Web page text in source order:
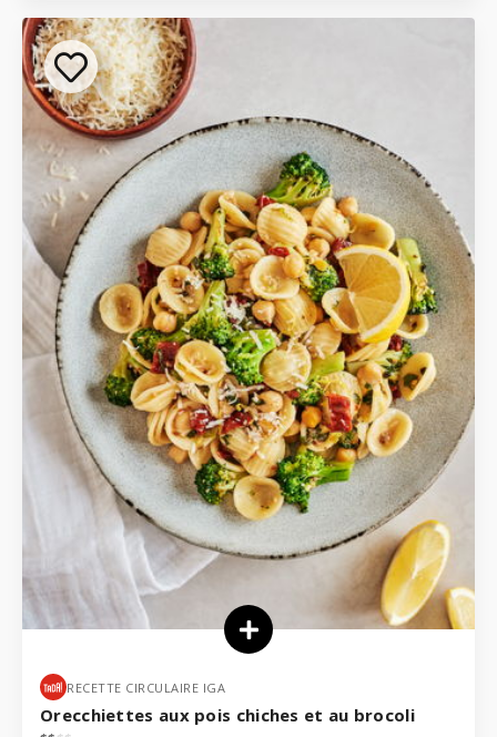
RECETTE CIRCULAIRE IGA
Orecchiettes aux pois chiches et au brocoli